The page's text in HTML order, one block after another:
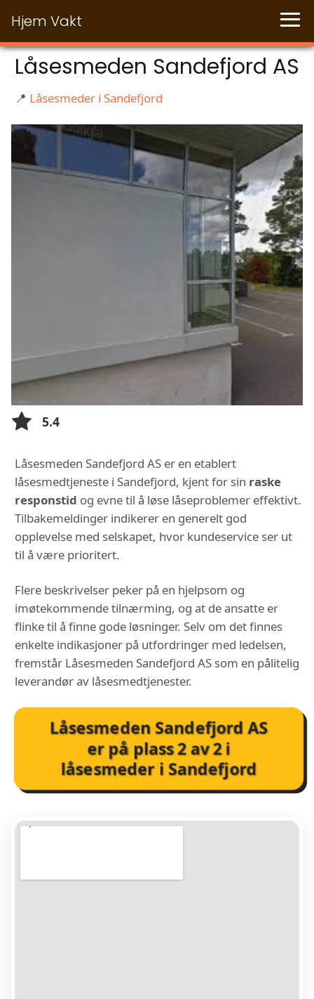
Hjem Vakt
Låsesmeden Sandefjord AS
📍 Låsesmeder i Sandefjord
5.4
Låsesmeden Sandefjord AS er en etablert
låsesmedtjeneste i Sandefjord, kjent for sin raske
responstid og evne til å løse låseproblemer effektivt.
Tilbakemeldinger indikerer en generelt god
opplevelse med selskapet, hvor kundeservice ser ut
til å være prioritert.
Flere beskrivelser peker på en hjelpsom og
imøtekommende tilnærming, og at de ansatte er
flinke til å finne gode løsninger. Selv om det finnes
enkelte indikasjoner på utfordringer med ledelsen,
fremstår Låsesmeden Sandefjord AS som en pålitelig
leverandør av låsesmedtjenester.
Låsesmeden Sandefjord AS
er på plass2av2i
låsesmeder i Sandefjord